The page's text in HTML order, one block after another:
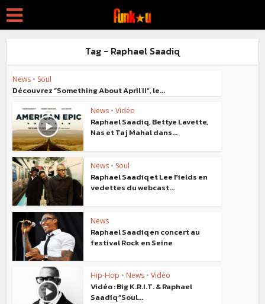
Tag - Raphael Saadiq
News • Soul
Découvrez “Something About April II”, le...
News • Vidéo
Raphael Saadiq, Bettye Lavette,
Nas et Taj Mahal dans...
News • Soul
Raphael Saadiq et Lee Fields en
vedettes du webcast...
News
Raphael Saadiq en concert au
festival Rock en Seine
Hip-Hop • News • Vidéo
Vidéo : Big K.R.I.T. & Raphael
Saadiq “Soul...